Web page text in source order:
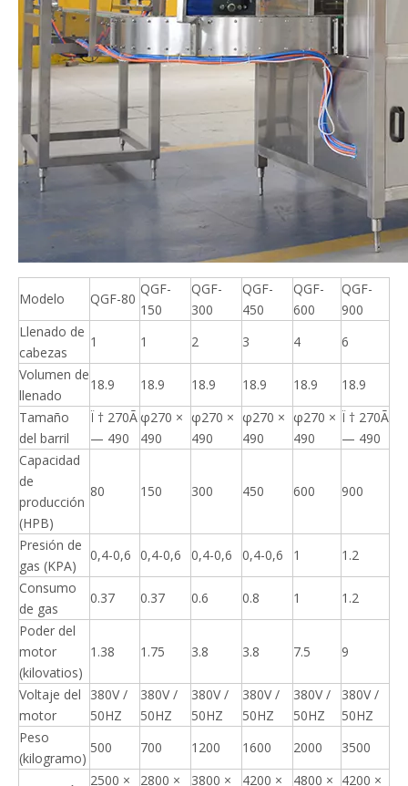
Modelo QGF-80
QGF-
150
QGF-
300
QGF-
450
QGF-
600
QGF-
900
Llenado de
cabezas
1 1 2 3 4
6
Volumen de
llenado
18.9 18.9 18.9 18.9 18.9
18.9
Tamaño
del barril
Ï † 270Ã
— 490
φ270 ×
490
φ270 ×
490
φ270 ×
490
φ270 ×
490
Ï † 270Ã
— 490
Capacidad
de
producción
(HPB)
80 150 300 450 600 900
Presión de
gas (KPA)
0,4-0,6 0,4-0,6 0,4-0,6 0,4-0,6 1
1.2
Consumo
de gas
0.37 0.37 0.6 0.8 1
1.2
Poder del
motor
(kilovatios)
1.38 1.75 3.8 3.8 7.5 9
Voltaje del
motor
380V /
50HZ
380V /
50HZ
380V /
50HZ
380V /
50HZ
380V /
50HZ
380V /
50HZ
Peso
(kilogramo)
500 700 1200 1600 2000 3500
2500 × 2800 × 3800 × 4200 × 4800 × 4200 ×